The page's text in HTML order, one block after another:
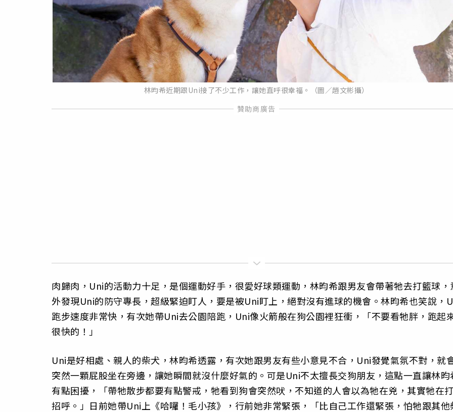
林昀希近期跟Uni接了不少工作，讓她直呼很幸福。（圖／趙文彬攝）
肉歸肉，Uni的活動力十足，是個運動好手，很愛好球類運動，林昀希跟男友會帶著牠去打籃球，
外發現Uni的防守專長，超級緊迫盯人，要是被Uni盯上，絕對沒有進球的機會。林昀希也笑說，
跑步速度非常快，有次她帶Uni去公園陪跑，Uni像火箭般在狗公園裡狂衝，「不要看牠胖，跑起
很快的！」
Uni是好相處、親人的柴犬，林昀希透露，有次她跟男友有些小意見不合，Uni發覺氣氛不對，就
突然一顆屁股坐在旁邊，讓她瞬間就沒什麼好氣的。可是Uni不太擅長交狗朋友，這點一直讓林昀
有點困擾，「帶牠散步都要有點警戒，牠看到狗會突然吠，不知道的人會以為牠在兇，其實牠在
招呼。」日前她帶Uni上《哈囉！毛小孩》，行前她非常緊張，「比自己工作還緊張，怕牠跟其他